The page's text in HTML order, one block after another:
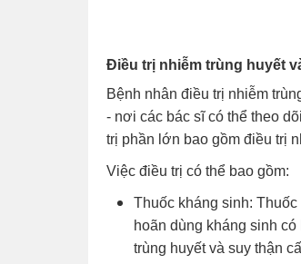
Điều trị nhiễm trùng huyết
Bệnh nhân điều trị nhiễm
- nơi các bác sĩ có thể theo
trị phần lớn bao gồm điều trị
Việc điều trị có thể bao gồm:
Thuốc kháng sinh:
hoãn dùng kháng sinh
trùng huyết và suy thận